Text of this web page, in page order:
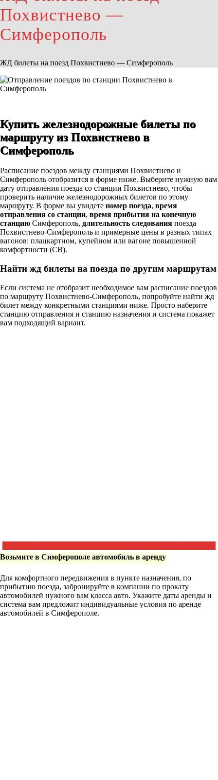
Похвистнево —
Симферополь
ЖД билеты на поезд Похвистнево — Симферополь
Купить железнодорожные билеты по
маршруту из Похвистнево в
Симферополь
Расписание поездов между станциями Похвистнево и
Симферополь отобразится в форме ниже. Выберите нужную вам
дату отправления поезда со станции Похвистнево, чтобы
проверить наличие железнодорожных билетов по этому
маршруту. В форме вы увидете номер поезда, время
отправления со станции, время прибытия на конечную
станцию Симферополь, длительность следования поезда
Похвистнево-Симферополь и примерные цены в разных типах
вагонов: плацкартном, купейном или вагоне повышенной
комфортности (СВ).
Найти жд билеты на поезда по другим маршрутам
Если система не отобразит необходимое вам расписание поездов
по маршруту Похвистнево-Симферополь, попробуйте найти жд
билет между конкретными станциями ниже. Просто наберите
станцию отправления и станцию назначения и система покажет
вам подходящий вариант.
Возьмите в Симферополе автомобиль в аренду
Для комфортного передвижения в пункте назначения, по
прибытию поезда, забронируйте в компании по прокату
автомобилей нужного вам класса авто. Укажите даты аренды и
система вам предложит индивидуальные условия по аренде
автомобилей в Симферополе.